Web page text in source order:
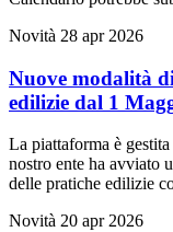
Novità 28 apr 2026
Nuove modalità
edilizie dal 1
La piattaforma è
nostro ente ha avviato
delle pratiche edilizie
Novità 20 apr 2026